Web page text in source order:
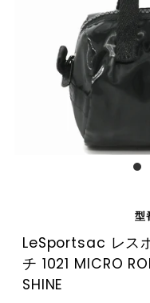
型
LeSportsac レス
チ 1021 MICRO
SHINE